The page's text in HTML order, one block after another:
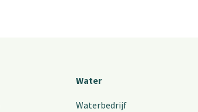
Water
Waterbedrijf